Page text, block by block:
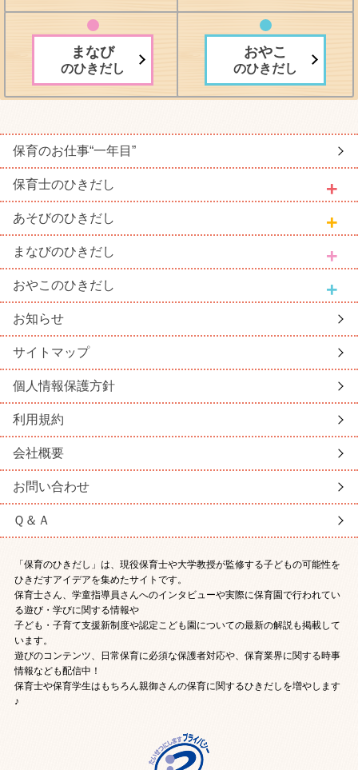
まなび
のひきだし
おやこ
のひきだし
保育のお仕事“一年目”
保育士のひきだし
あそびのひきだし
まなびのひきだし
おやこ のひきだし
お知らせ
サイトマップ
個人情報保護方針
利用規約
会社概要
お問い合わせ
Ｑ＆Ａ
「保育のひきだし」は、現役保育士や大学教授が監修する子どもの可能性を
ひきだすアイデアを集めたサイトです。
保育士さん、学童指導員さんへのインタビューや実際に保育園で行われてい
る遊び・学びに関する情報や
子ども・子育て支援新制度や認定こども園についての最新の解説も掲載して
います。
遊びのコンテンツ、日常保育に必須な保護者対応や、保育業界に関する時事
情報なども配信中！
保育士や保育学生はもちろん親御さんの保育に関するひきだしを増やします
♪